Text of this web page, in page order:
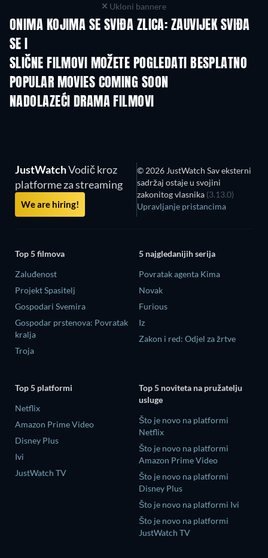
Ukloni bannere
ONIMA KOJIMA SE SVIĐA ZLICA: ZAUVIJEK SVIĐA
SE I
SLIČNE FILMOVI MOŽETE POGLEDATI BESPLATNO
POPULAR MOVIES COMING SOON
NADOLAZEĆI DRAMA FILMOVI
JustWatchVodič kroz
platforme za streaming
We are hiring!
© 2026 JustWatch Sav eksterni
sadržaj ostaje u svojini
zakonitog vlasnika (3.13.0)
Upravljanje pristancima
Top 5 filmova
Zaluđenost
Projekt Spasitelj
Gospodari Svemira
Gospodar prstenova: Povratak
kralja
Troja
5 najgledanijih serija
Povratak agenta Kima
Novak
Furious
Iz
Zakon i red: Odjel za žrtve
Top 5 platformi
Netflix
Amazon Prime Video
Disney Plus
Ivi
JustWatch TV
Top 5 noviteta na pružatelju
usluge
Što je novo na platformi
Netflix
Što je novo na platformi
Amazon Prime Video
Što je novo na platformi
Disney Plus
Što je novo na platformi Ivi
Što je novo na platformi
JustWatch TV